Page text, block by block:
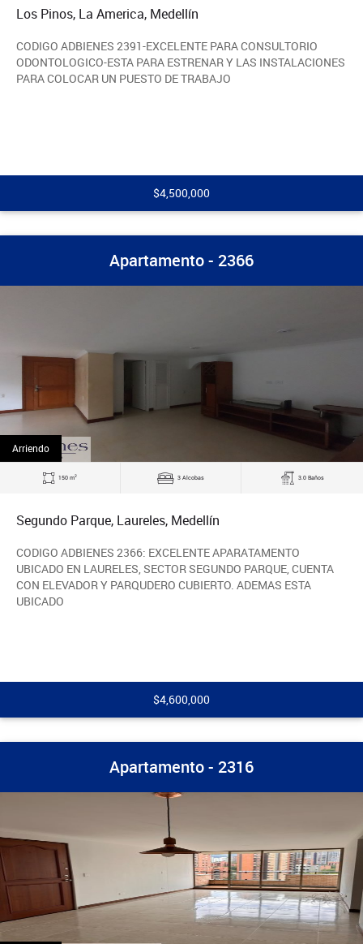
Los Pinos, La America, Medellín
CODIGO ADBIENES 2391-EXCELENTE PARA CONSULTORIO
ODONTOLOGICO-ESTA PARA ESTRENAR Y LAS INSTALACIONES
PARA COLOCAR UN PUESTO DE TRABAJO
$4,500,000
Apartamento - 2366
Arriendo
150 m2 3 Alcobas 3.0 Baños
Segundo Parque, Laureles, Medellín
CODIGO ADBIENES 2366: EXCELENTE APARATAMENTO
UBICADO EN LAURELES, SECTOR SEGUNDO PARQUE, CUENTA
CON ELEVADOR Y PARQUDERO CUBIERTO. ADEMAS ESTA
UBICADO
$4,600,000
Apartamento - 2316